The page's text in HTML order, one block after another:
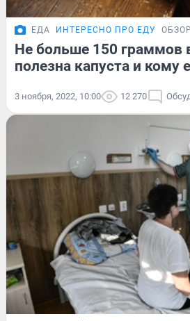
ЕДА ИНТЕРЕСНО ПРО ЕДУ ОБЗОР
Не больше 150 граммов
полезна капуста и кому
3 ноября, 2022, 10:00 12 270